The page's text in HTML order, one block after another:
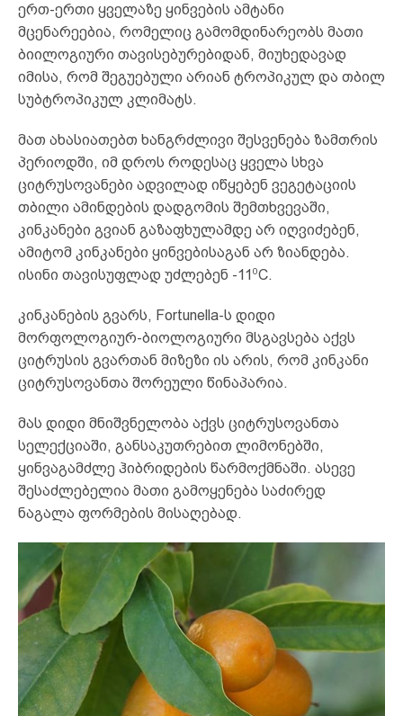
ერთ-ერთი ყველაზე ყინვების ამტანი
მცენარეებია, რომელიც გამომდინარეობს მათი
ბიილოგიური თავისებურებიდან, მიუხედავად
იმისა, რომ შეგუებული არიან ტროპიკულ და თბილ
სუბტროპიკულ კლიმატს.
მათ ახასიათებთ ხანგრძლივი შესვენება ზამთრის
პერიოდში, იმ დროს როდესაც ყველა სხვა
ციტრუსოვანები ადვილად იწყებენ ვეგეტაციის
თბილი ამინდების დადგომის შემთხვევაში,
კინკანები გვიან გაზაფხულამდე არ იღვიძებენ,
ამიტომ კინკანები ყინვებისაგან არ ზიანდება.
ისინი თავისუფლად უძლებენ -11 0C.
კინკანების გვარს, Fortunella-ს დიდი
მორფოლოგიურ-ბიოლოგიური მსგავსება აქვს
ციტრუსის გვართან მიზეზი ის არის, რომ კინკანი
ციტრუსოვანთა შორეული წინაპარია.
მას დიდი მნიშვნელობა აქვს ციტრუსოვანთა
სელექციაში, განსაკუთრებით ლიმონებში,
ყინვაგამძლე ჰიბრიდების წარმოქმნაში. ასევე
შესაძლებელია მათი გამოყენება საძირედ
ნაგალა ფორმების მისაღებად.